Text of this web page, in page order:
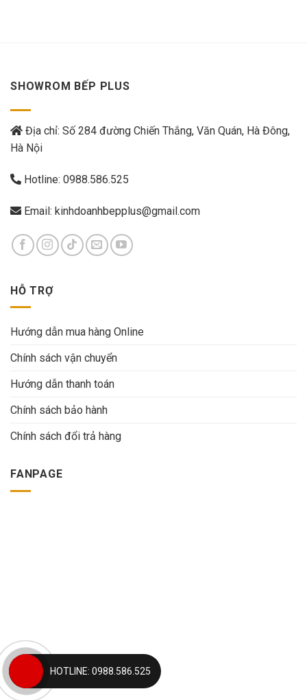
SHOWROM BẾP PLUS
Địa chỉ: Số 284 đường Chiến Thắng, Văn Quán, Hà Đông,
Hà Nội
Hotline: 0988.586.525
Email: kinhdoanhbepplus@gmail.com
HỖ TRỢ
Hướng dẫn mua hàng Online
Chính sách vận chuyển
Hướng dẫn thanh toán
Chính sách bảo hành
Chính sách đổi trả hàng
FANPAGE
HOTLINE: 0988.586.525